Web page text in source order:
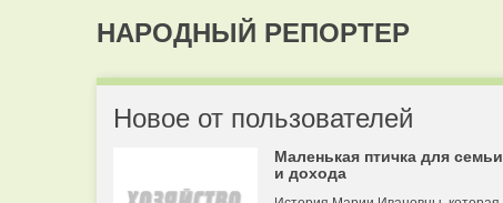
НАРОДНЫЙ РЕПОРТЕР
Новое от пользователей
Маленькая птичка для семьи
и дохода